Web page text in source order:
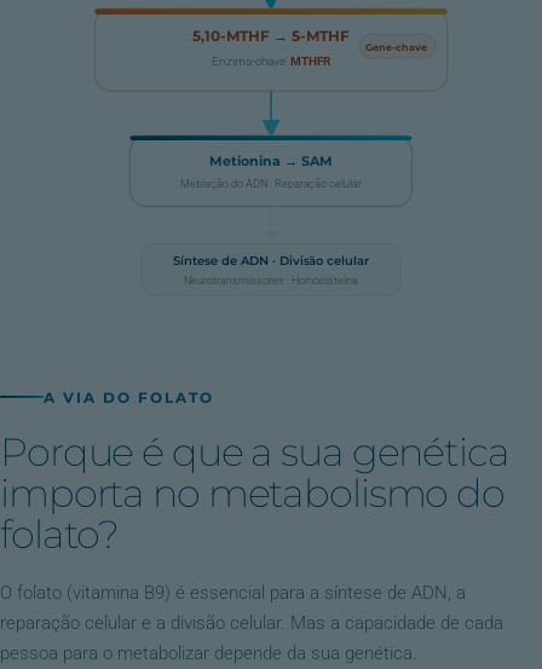
5,10-MTHF → 5-MTHF
Enzima-chave:MTHFR
Gene-chave
Metionina → SAM
Metilação do ADN · Reparação celular
Síntese de ADN · Divisão celular
Neurotransmissores · Homocisteína
A VIA DO FOLATO
Porque é que a sua genética
importa no metabolismo do
folato?
O folato (vitamina B9) é essencial para a síntese de ADN, a
reparação celular e a divisão celular. Mas a capacidade de cada
pessoa para o metabolizar depende da sua genética.